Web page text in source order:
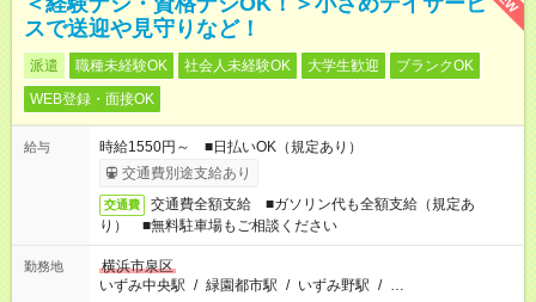
スで送迎や見守りなど！
派遣 職種未経験OK 社会人未経験OK 大学生歓迎
ブランクOK
WEB登録・面接OK
給与
時給1550円～ ■日払いOK（規定あり）
交通費別途支給あり
交通費
交通費全額支給 ■ガソリン代も全額支給（規定あ
り） ■無料駐車場もご相談ください
勤務地
横浜市泉区
いずみ中央駅 / 緑園都市駅 / いずみ野駅 / …